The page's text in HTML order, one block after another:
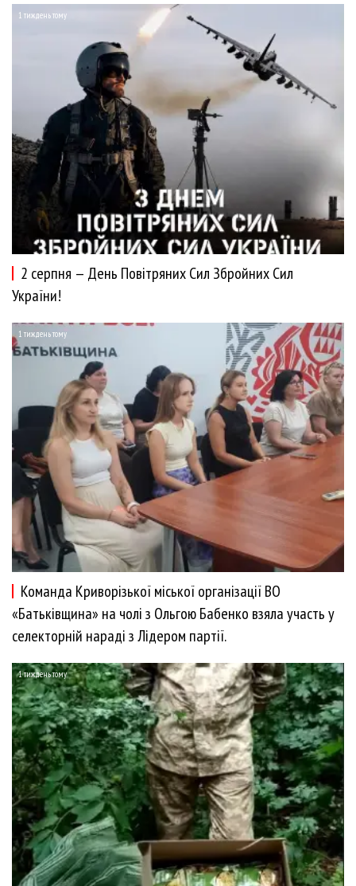
1 тиждень тому
2 серпня — День Повітряних Сил Збройних Сил
України!
1 тиждень тому
Команда Криворізької міської організації ВО
«Батьківщина» на чолі з Ольгою Бабенко взяла участь у
селекторній нараді з Лідером партії.
1 тиждень тому